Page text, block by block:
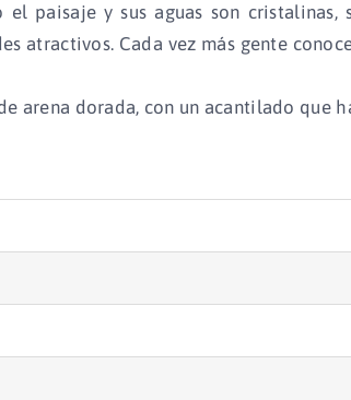
paisaje y sus aguas son cristalinas,
atractivos. Cada vez más gente
arena dorada, con un acantilado que